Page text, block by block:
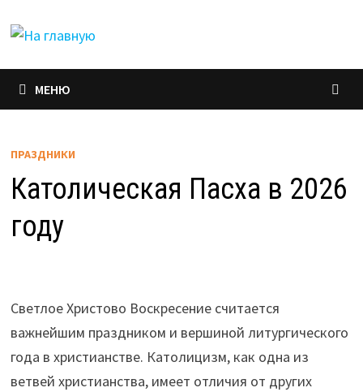
МЕНЮ
ПРАЗДНИКИ
Католическая Пасха в 2026
году
Светлое Христово Воскресение считается
важнейшим праздником и вершиной литургического
года в христианстве. Католицизм, как одна из
ветвей христианства, имеет отличия от других